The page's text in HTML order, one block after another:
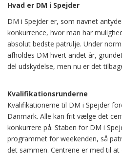
Hvad er DM i Spejder
DM i Spejder er, som navnet
konkurrence, hvor man har
absolut bedste patrulje. Under
afholdes DM hvert andet år,
del udskydelse, men nu er det
Kvalifikationsrunderne
Kvalifikationerne til DM i Spejder
Danmark. Alle kan frit vælge det
konkurrere på. Staben for DM i
programmet for weekenden, så
det sammen. Centrene er med til